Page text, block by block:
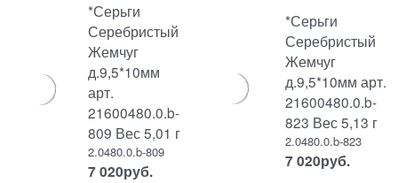
*Серьги
Серебристый
Жемчуг
д.9,5*10мм
арт.
21600480.0.b-
809 Вес 5,01 г
2.0480.0.b-809
7 020руб.
*Серьги
Серебристый
Жемчуг
д.9,5*10мм арт.
21600480.0.b-
823 Вес 5,13 г
2.0480.0.b-823
7 020руб.